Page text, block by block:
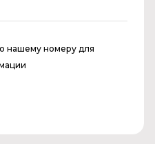
нашему номеру для